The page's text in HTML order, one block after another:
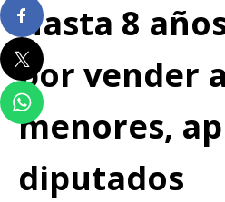
Hasta 8
por vender
menores,
diputados